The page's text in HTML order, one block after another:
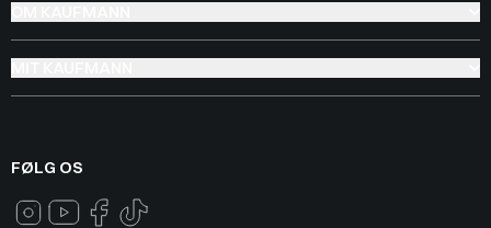
FØLG OS